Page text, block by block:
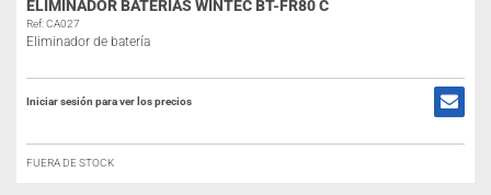
ELIMINADOR BATERÍAS WINTEC BT-FR80 C
Ref: CA027
Eliminador de batería
Iniciar sesión para ver los precios
FUERA DE STOCK